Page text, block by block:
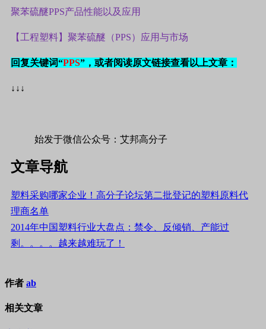
聚苯硫醚PPS产品性能以及应用
【工程塑料】聚苯硫醚（PPS）应用与市场
回复关键词“PPS”， 或者阅读原文链接查看以上文章：
↓↓↓
始发于微信公众号：艾邦高分子
文章导航
塑料采购哪家企业！高分子论坛第二批登记的塑料原料代
理商名单
2014年中国塑料行业大盘点：禁令、反倾销、产能过
剩。。。。越来越难玩了！
作者 ab
相关文章